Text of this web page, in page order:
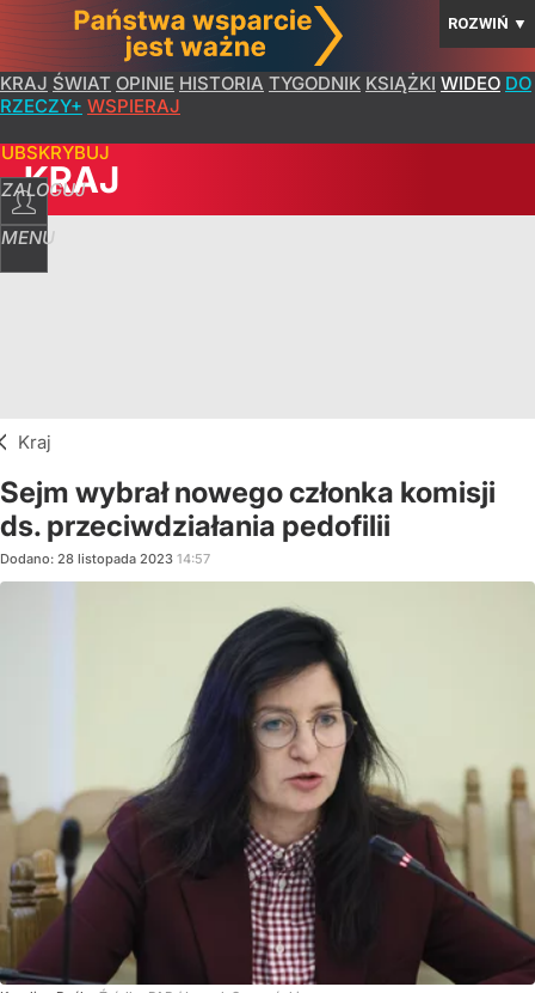
ROZWIŃ ▼
KRAJ ŚWIAT OPINIE HISTORIA TYGODNIK KSIĄŻKI WIDEO DO
RZECZY+ WSPIERAJ
ZALOGUJ
MENU
KRAJ
Kraj
Sejm wybrał nowego członka komisji
ds. przeciwdziałania pedofilii
Dodano: 28 listopada 2023 14:57